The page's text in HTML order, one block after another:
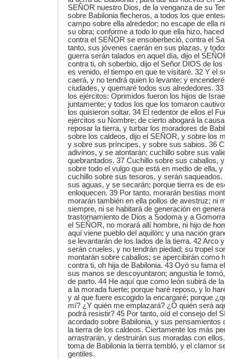
SEÑOR nuestro Dios, de la venganza de su
sobre Babilonia flecheros, a todos los que
campo sobre ella alrededor; no escape de ella
su obra; conforme a todo lo que ella hizo,
contra el SEÑOR se ensoberbeció, contra el
tanto, sus jóvenes caerán en sus plazas, y
guerra serán talados en aquel día, dijo el
contra ti, oh soberbio, dijo el Señor DIOS de
es venido, el tiempo en que te visitaré. 32 Y el
caerá, y no tendrá quien lo levante; y
ciudades, y quemaré todos sus alrededores.
los ejércitos: Oprimidos fueron los hijos de
juntamente; y todos los que los tomaron
los quisieron soltar. 34 El redentor de ellos el
ejércitos su Nombre; de cierto abogará la
reposar la tierra, y turbar los moradores de
sobre los caldeos, dijo el SEÑOR, y sobre los
y sobre sus príncipes, y sobre sus sabios. 36
adivinos, y se atontarán; cuchillo sobre sus
quebrantados. 37 Cuchillo sobre sus caballos,
sobre todo el vulgo que está en medio de ella,
cuchillo sobre sus tesoros, y serán saqueados.
sus aguas, y se secarán; porque tierra es de
enloquecen. 39 Por tanto, morarán bestias
morarán también en ella pollos de avestruz; ni
siempre, ni se habitará de generación en
trastornamiento de Dios a Sodoma y a
el SEÑOR, no morará allí hombre, ni hijo de
aquí viene pueblo del aquilón; y una nación
se levantarán de los lados de la tierra. 42 Arco
serán crueles, y no tendrán piedad; su tropel
montarán sobre caballos; se apercibirán como
contra ti, oh hija de Babilonia. 43 Oyó su fama
sus manos se descoyuntaron; angustia le
de parto. 44 He aquí que como león subirá de
a la morada fuerte; porque haré reposo, y lo
y al que fuere escogido la encargaré; porque
mí? ¿Y quién me emplazará? ¿O quién será
podrá resistir? 45 Por tanto, oíd el consejo del
acordado sobre Babilonia, y sus pensamientos
la tierra de los caldeos. Ciertamente los más
arrastrarán, y destruirán sus moradas con
toma de Babilonia la tierra tembló, y el clamor
gentiles.